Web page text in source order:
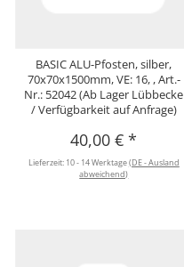
BASIC ALU-Pfosten, silber,
70x70x1500mm, VE: 16, , Art.-
Nr.: 52042 (Ab Lager Lübbecke
/ Verfügbarkeit auf Anfrage)
40,00 €*
Lieferzeit: 10 - 14 Werktage(DE - Ausland
abweichend)